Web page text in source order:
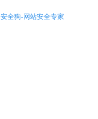
安全狗-网站安全专家